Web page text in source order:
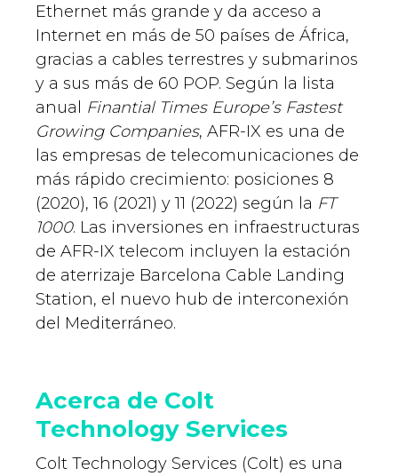
Ethernet más grande y da acceso a
Internet en más de 50 países de África,
gracias a cables terrestres y submarinos
y a sus más de 60 POP. Según la lista
anual Finantial Times Europe’s Fastest
Growing Companies, AFR-IX es una de
las empresas de telecomunicaciones de
más rápido crecimiento: posiciones 8
(2020), 16 (2021) y 11 (2022) según la FT
1000. Las inversiones en infraestructuras
de AFR-IX telecom incluyen la estación
de aterrizaje Barcelona Cable Landing
Station, el nuevo hub de interconexión
del Mediterráneo.
Acerca de Colt
Technology Services
Colt Technology Services (Colt) es una